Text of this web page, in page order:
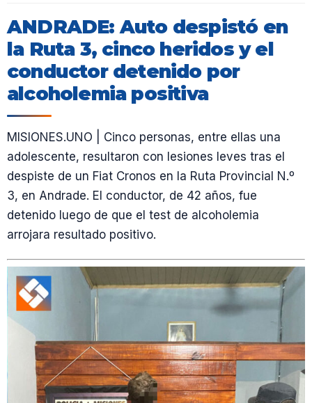
ANDRADE: Auto despistó en
la Ruta 3, cinco heridos y el
conductor detenido por
alcoholemia positiva
MISIONES.UNO | Cinco personas, entre ellas una
adolescente, resultaron con lesiones leves tras el
despiste de un Fiat Cronos en la Ruta Provincial N.º
3, en Andrade. El conductor, de 42 años, fue
detenido luego de que el test de alcoholemia
arrojara resultado positivo.